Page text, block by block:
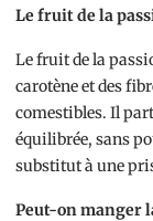
Le fruit de la
Le fruit de la
carotène et des
comestibles. Il
équilibrée, sans
substitut à une
Peut-on manger